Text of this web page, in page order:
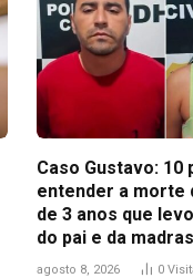
Caso Gustavo: 10
entender a morte
de 3 anos que
do pai e da
agosto 8, 2026 0